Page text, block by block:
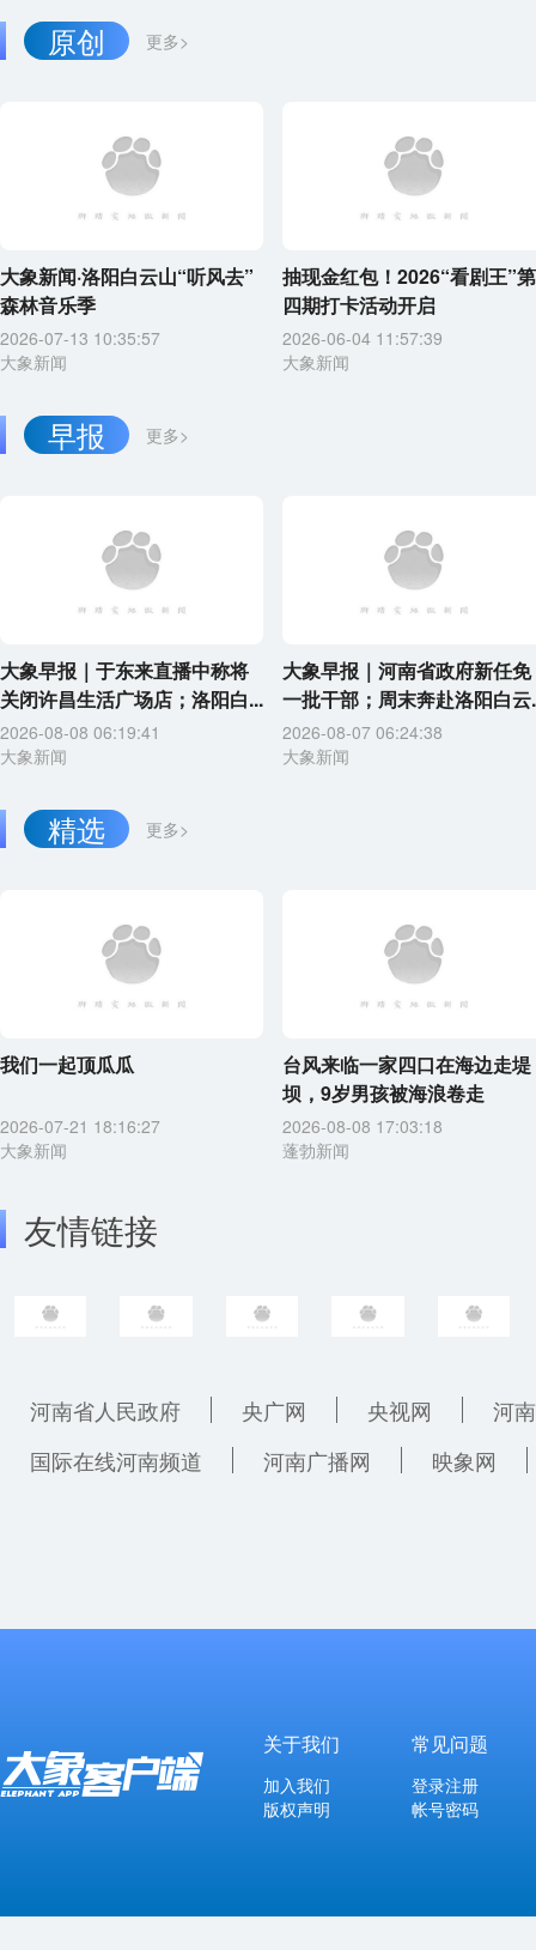
更多>
原创
大象新闻·洛阳白云山“听风去”
森林音乐季
2026-07-13 10:35:57
大象新闻
抽现金红包！2026“看剧王”第
四期打卡活动开启
2026-06-04 11:57:39
大象新闻
更多>
早报
大象早报｜于东来直播中称将
关闭许昌生活广场店；洛阳白...
2026-08-08 06:19:41
大象新闻
大象早报｜河南省政府新任免
一批干部；周末奔赴洛阳白云
2026-08-07 06:24:38
大象新闻
更多>
精选
我们一起顶瓜瓜
2026-07-21 18:16:27
大象新闻
台风来临一家四口在海边走堤
坝，9岁男孩被海浪卷走
2026-08-08 17:03:18
蓬勃新闻
友情链接
河南省人民政府 央广网 央视网
河
国际在线河南频道
河南广播网 映象网
关于我们
加入我们
版权声明
常见问题
登录注册
帐号密码